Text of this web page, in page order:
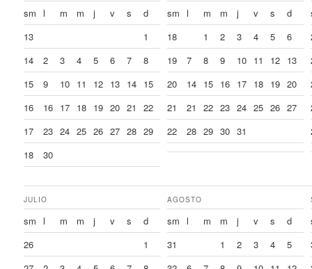
sm l m m j v s
d
13
1
14
2 3 4 5 6 7
8
15
9 10 11 12 13 14 15
16
16 17 18 19 20 21
22
17
23 24 25 26 27 28 29
18
30
sm l m m j v s
d
18
1 2 3 4 5
6
19
7 8 9 10 11 12 13
20
14 15 16 17 18 19 20
21
21 22 23 24 25 26 27
22
28 29 30 31
JULIO
sm l m m j v s
d
26
1
AGOSTO
sm l m m j v s
d
31
1 2 3 4
5